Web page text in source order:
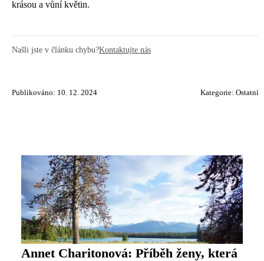
krásou a vůní květin.
Našli jste v článku chybu?Kontaktujte nás
Publikováno: 10. 12. 2024 Kategorie: Ostatní
Annet Charitonová: Příběh ženy, která